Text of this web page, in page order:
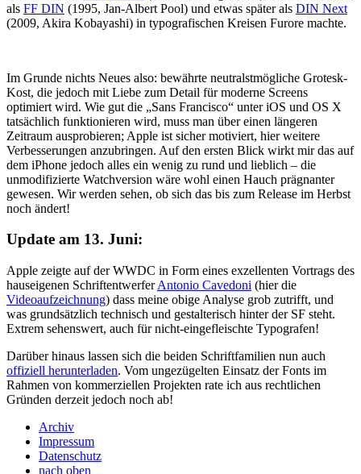
als FF DIN (1995, Jan-Albert Pool) und etwas später als DIN Next
(2009, Akira Kobayashi) in typografischen Kreisen Furore machte.
Im Grunde nichts Neues also: bewährte neutralstmögliche Grotesk-
Kost, die jedoch mit Liebe zum Detail für moderne Screens
optimiert wird. Wie gut die „Sans Francisco“ unter iOS und OS X
tatsächlich funktionieren wird, muss man über einen längeren
Zeitraum ausprobieren; Apple ist sicher motiviert, hier weitere
Verbesserungen anzubringen. Auf den ersten Blick wirkt mir das auf
dem iPhone jedoch alles ein wenig zu rund und lieblich – die
unmodifizierte Watchversion wäre wohl einen Hauch prägnanter
gewesen. Wir werden sehen, ob sich das bis zum Release im Herbst
noch ändert!
Update am 13. Juni:
Apple zeigte auf derWWDC in Form eines exzellenten Vortrags des
hauseigenen SchriftentwerferAntonio Cavedoni (hier die
Videoaufzeichnung) dass meine obige Analyse grob zutrifft, und
was grundsätzlich technisch und gestalterisch hinter der SF steht.
Extrem sehenswert, auch für nicht-eingefleischte Typografen!
Darüber hinaus lassen sich die beiden Schriftfamilien nun auch
offiziell herunterladen. Vom ungezügelten Einsatz der Fonts im
Rahmen von kommerziellen Projekten rate ich aus rechtlichen
Gründen derzeit jedoch noch ab!
Archiv
Impressum
Datenschutz
nach oben